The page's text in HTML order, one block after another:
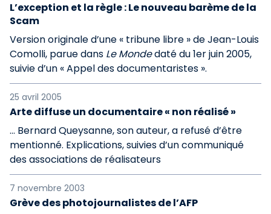
L’exception et la règle : Le nouveau barème de la
Scam
Version originale d’une « tribune libre » de Jean-Louis
Comolli, parue dans Le Mondedaté du 1er juin 2005,
suivie d’un « Appel des documentaristes ».
25 avril 2005
Arte diffuse un documentaire « non réalisé »
... Bernard Queysanne, son auteur, a refusé d’être
mentionné. Explications, suivies d’un communiqué
des associations de réalisateurs
7 novembre 2003
Grève des photojournalistes de l’AFP